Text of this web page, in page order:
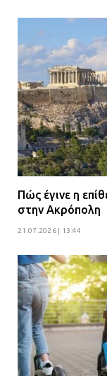
Πώς έγινε η
στην Ακρόπολη
21.07.2026 | 13:44